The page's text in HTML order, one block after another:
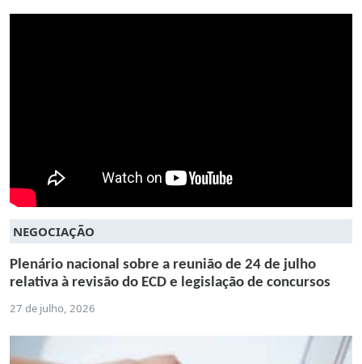
NEGOCIAÇÃO
Plenário nacional sobre a reunião de 24 de julho
relativa à revisão do ECD e legislação de concursos
27 de julho, 2026